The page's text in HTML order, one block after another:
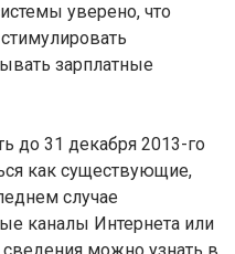
уверено, что
зарплатные
до 31 декабря 2013-го
как существующие,
случае
каналы Интернета или